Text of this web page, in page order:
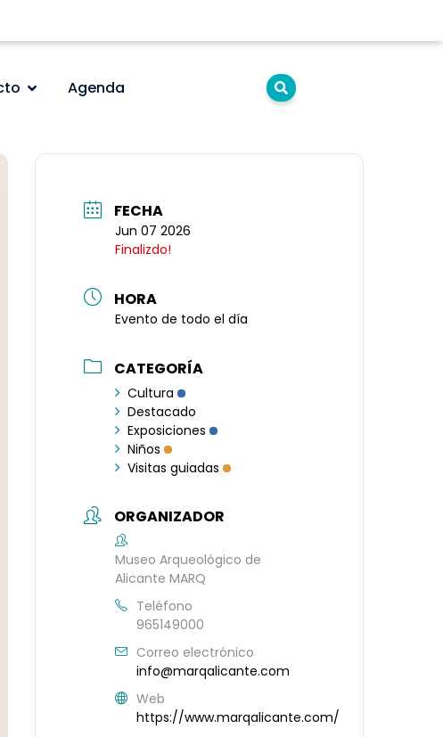
Agenda
FECHA
Jun 07 2026
Finalizdo!
HORA
Evento de todo el día
CATEGORÍA
Cultura
Destacado
Exposiciones
Niños
Visitas guiadas
ORGANIZADOR
Museo Arqueológico de
Alicante MARQ
Teléfono
965149000
Correo electrónico
info@marqalicante.com
Web
https://www.marqalicante.com/